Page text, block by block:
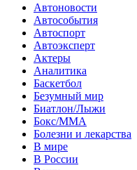
Автоновости
Автособытия
Автоспорт
Автоэксперт
Актеры
Аналитика
Баскетбол
Безумный мир
Биатлон/Лыжи
Бокс/MMA
Болезни и лекарства
В мире
В России